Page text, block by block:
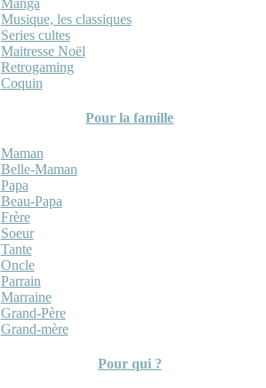
Manga
Musique, les classiques
Series cultes
Maitresse Noël
Retrogaming
Coquin
Pour la famille
Maman
Belle-Maman
Papa
Beau-Papa
Frère
Soeur
Tante
Oncle
Parrain
Marraine
Grand-Père
Grand-mère
Pour qui ?